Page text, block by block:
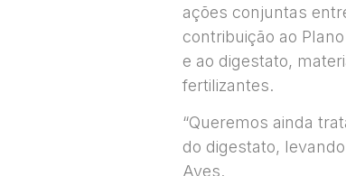
ações conjuntas
contribuição ao
e ao digestato,
fertilizantes.
“Queremos ainda
do digestato,
Aves.